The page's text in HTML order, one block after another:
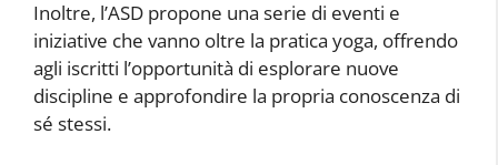
Inoltre, l’ASD propone una serie di eventi e
iniziative che vanno oltre la pratica yoga, offrendo
agli iscritti l’opportunità di esplorare nuove
discipline e approfondire la propria conoscenza di
sé stessi.